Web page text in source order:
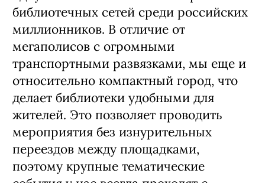
библиотечных сетей среди российских
миллионников. В отличие от
мегаполисов с огромными
транспортными развязками, мы еще и
относительно компактный город, что
делает библиотеки удобными для
жителей. Это позволяет проводить
мероприятия без изнурительных
переездов между площадками,
поэтому крупные тематические